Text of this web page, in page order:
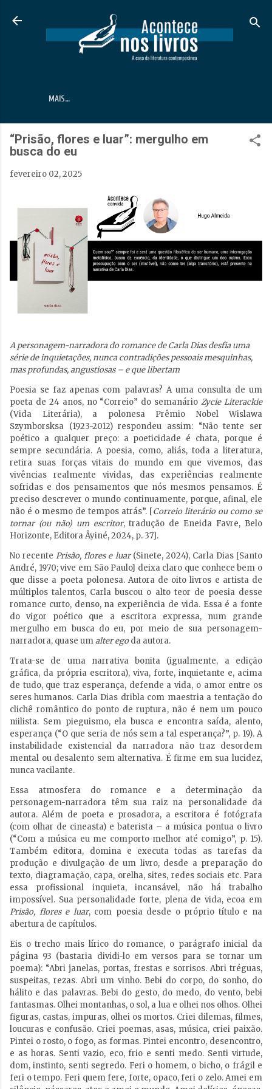
Pular para o conteúdo principal
MAIS…
“Prisão, flores e luar”: mergulho em
busca do eu
fevereiro 02, 2025
A personagem-narradora do romance de Carla Dias desfia uma
série de inquietações, nunca contradições pessoais mesquinhas,
mas profundas, angustiosas – e que libertam
Poesia se faz apenas com palavras? A uma consulta de um
poeta de 24 anos, no “Correio” do semanárioZycie Literackie
(Vida Literária), a polonesa Prêmio Nobel Wislawa
Szymborsksa (1923-2012) respondeu assim: “Não tente ser
poético a qualquer preço: a poeticidade é chata, porque é
sempre secundária. A poesia, como, aliás, toda a literatura,
retira suas forças vitais do mundo em que vivemos, das
vivências realmente vividas, das experiências realmente
sofridas e dos pensamentos que nós mesmos pensamos. É
preciso descrever o mundo continuamente, porque, afinal, ele
não é o mesmo de tempos atrás”. [Correio literário ou como se
tornar (ou não) um escritor, tradução de Eneida Favre, Belo
Horizonte, Editora Âyiné, 2024, p. 37].
No recente Prisão, flores e luar(Sinete, 2024), Carla Dias [Santo
André, 1970; vive em São Paulo] deixa claro que conhece bem o
que disse a poeta polonesa. Autora de oito livros e artista de
múltiplos talentos, Carla buscou o alto teor de poesia desse
romance curto, denso, na experiência de vida. Essa é a fonte
do vigor poético que a escritora expressa, num grande
mergulho em busca do eu, por meio de sua personagem-
narradora, quase umalter egoda autora.
Trata-se de uma narrativa bonita (igualmente, a edição
gráfica, da própria escritora), viva, forte, inquietante e, acima
de tudo, que traz esperança, defende a vida, o amor entre os
seres humanos. Carla Dias dribla com maestria a tentação do
clichê romântico do ponto de ruptura, não é nem um pouco
niilista. Sem pieguismo, ela busca e encontra saída, alento,
esperança (“O que seria de nós sem a tal esperança?”, p. 19). A
instabilidade existencial da narradora não traz desordem
mental ou desalento sem alternativa. É firme em sua lucidez,
nunca vacilante.
Essa atmosfera do romance e a determinação da
personagem-narradora têm sua raiz na personalidade da
autora. Além de poeta e prosadora, a escritora é fotógrafa
(com olhar de cineasta) e baterista – a música pontua o livro
(“Com a música eu me comporto melhor até comigo”, p. 15).
Também editora, domina e executa todas as tarefas da
produção e divulgação de um livro, desde a preparação do
texto, diagramação, capa, orelha, sites, redes sociais etc. Para
essa profissional inquieta, incansável, não há trabalho
impossível. Sua personalidade forte, plena de vida, ecoa em
Prisão, flores e luar, com poesia desde o próprio título e na
abertura de capítulos.
Eis o trecho mais lírico do romance, o parágrafo inicial da
página 93 (bastaria dividi-lo em versos para se tornar um
poema): “Abri janelas, portas, frestas e sorrisos. Abri tréguas,
suspeitas, rezas. Abri um vinho. Bebi do corpo, do sonho, do
hálito e das palavras. Bebi do gesto, do medo, do vento, bebi
fantasmas. Olhei montanhas, o sol, a lua e olhei nos olhos. Olhei
figuras, castas, impuras, olhei os mortos. Criei dilemas, filmes,
loucuras e confusão. Criei poemas, asas, música, criei paixão.
Pintei o rosto, o fogo, as formas. Pintei encontro, desencontro,
e as horas. Senti vazio, eco, frio e senti medo. Senti virtude,
dom, instinto, senti segredo. Feri o homem, o bicho, o frágil e
feri o tempo. Feri quem fere, forte, opaco, feri o zelo. Amei em